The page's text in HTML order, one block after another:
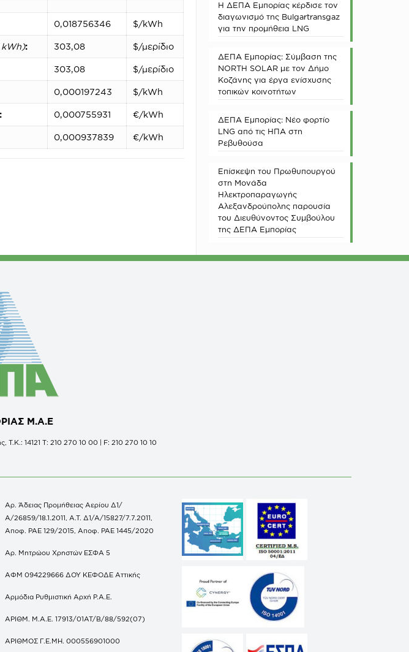
0,018756346 $/kWh
kWh): 303,08 $/μερίδιο
303,08 $/μερίδιο
0,000197243 $/kWh
0,000755931 €/kWh
0,000937839 €/kWh
Η ΔΕΠΑ Εμπορίας κέρδισε τον
διαγωνισμό της Bulgartransgaz
για την προμήθεια LNG
ΔΕΠΑ Εμπορίας: Σύμβαση της
NORTH SOLAR με τον Δήμο
Κοζάνης για έργα ενίσχυσης
τοπικών κοινοτήτων
ΔΕΠΑ Εμπορίας: Νέο φορτίο
LNG από τις ΗΠΑ στη
Ρεβυθούσα
Επίσκεψη του Πρωθυπουργού
στη Μονάδα
Ηλεκτροπαραγωγής
Αλεξανδρούπολης παρουσία
του Διευθύνοντος Συμβούλου
της ΔΕΠΑ Εμπορίας
Μ.Α.Ε
Τ.Κ.: 14121 Τ: 210 270 10 00 | F: 210 270 10 10
Αρ. Άδειας Προμήθειας Αερίου Δ1/
Α/26859/18.1.2011, Α.Τ. Δ1/Α/15827/7.7.2011,
Αποφ. ΡΑΕ 129/2015, Αποφ. ΡΑΕ 1445/2020
Αρ. Μητρώου Χρηστών ΕΣΦΑ 5
ΑΦΜ 094229666 ΔΟΥ ΚΕΦΟΔΕ Αττικής
Αρμόδια Ρυθμιστική Αρχή Ρ.Α.Ε.
ΑΡΙΘΜ. Μ.Α.Ε. 17913/01ΑΤ/Β/88/592(07)
ΑΡΙΘΜΟΣ Γ.Ε.ΜΗ. 000556901000